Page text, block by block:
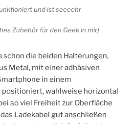
und ist seeeehr
Zubehör für den Geek in mir)
schon die beiden Halterungen,
Metal, mit einer adhäsiven
in einem
wahlweise horizontal
so viel Freiheit zur Oberfläche
Ladekabel gut anschließen